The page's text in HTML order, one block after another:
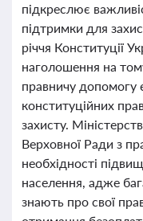
підкреслює
підтримки для
річчя Конституції
наголошення на
правничу допомогу
конституційних
захисту.
Верховної Ради з
необхідності
населення, адже
знають про свої